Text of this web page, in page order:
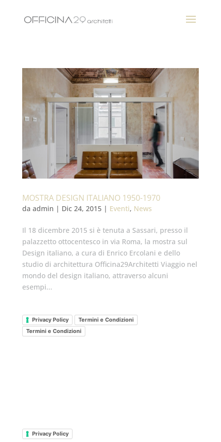
MOSTRA DESIGN ITALIANO 1950-1970
da admin | Dic 24, 2015| Eventi, News
Il 18 dicembre 2015 si è tenuta a Sassari, presso il
palazzetto ottocentesco in via Roma, la mostra sul
Design italiano, a cura di Enrico Ercolani e dello
studio di architettura Officina29Architetti Viaggio nel
mondo del design italiano, attraverso alcuni
esempi...
Privacy Policy
Termini e Condizioni
Termini e Condizioni
Privacy Policy